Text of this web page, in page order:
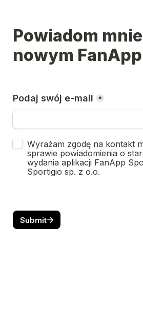
Powiadom
nowym FanApp
Podaj swój e-mail *
Untitled checkboxes field
Wyrażam zgodę na kontakt
sprawie powiadomienia o
wydania aplikacji FanApp
Sportigio sp. z o.o.
Submit